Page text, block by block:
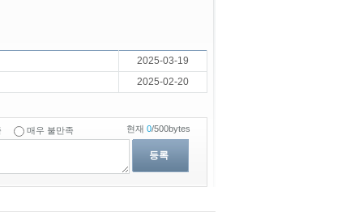
2025-03-19
2025-02-20
매우 불만족
등록
현재 0/500bytes